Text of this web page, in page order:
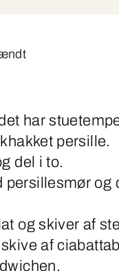
har
persille.
del i to.
persillesmør og
og skiver af
af